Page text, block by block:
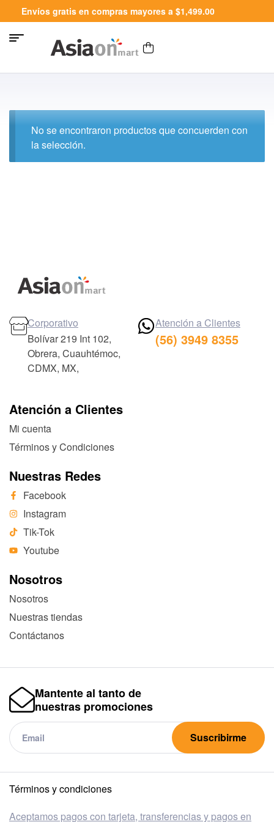
Envíos gratis en compras mayores a $1,499.00
No se encontraron productos que concuerden con
la selección.
Atención a Clientes
Mi cuenta
Términos y Condiciones
Nuestras Redes
Facebook
Instagram
Tik-Tok
Youtube
Nosotros
Nosotros
Nuestras tiendas
Contáctanos
Corporativo
Bolívar 219 Int 102,
Obrera, Cuauhtémoc,
CDMX, MX,
Atención a Clientes
(56) 3949 8355
Mantente al tanto de
nuestras promociones
Suscribirme
Términos y condiciones
Aceptamos pagos con tarjeta, transferencias y pagos en